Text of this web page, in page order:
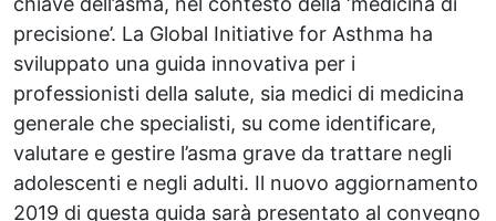
precisione’. La Global Initiative for Asthma ha
sviluppato una guida innovativa per i
professionisti della salute, sia medici di medicina
generale che specialisti, su come identificare,
valutare e gestire l’asma grave da trattare negli
adolescenti e negli adulti. Il nuovo aggiornamento
2019 di questa guida sarà presentato al convegno